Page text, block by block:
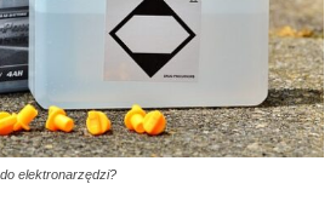
elektronarzędzi?